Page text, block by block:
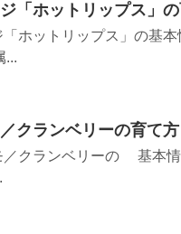
「ホットリップス」
「ホットリップス」の基
...
クランベリーの育て方
クランベリーの 基本